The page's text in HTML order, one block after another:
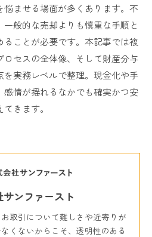
悩ませる場面が多くあります。不
般的な売却よりも慎重な手順と
ことが必要です。本記事では複
セスの全体像、そして財産分与
実務レベルで整理。現金化や手
情が揺れるなかでも確実かつ安
きます。
ンファースト
取引について難しさや近寄りが
くないからこそ、透明性のある